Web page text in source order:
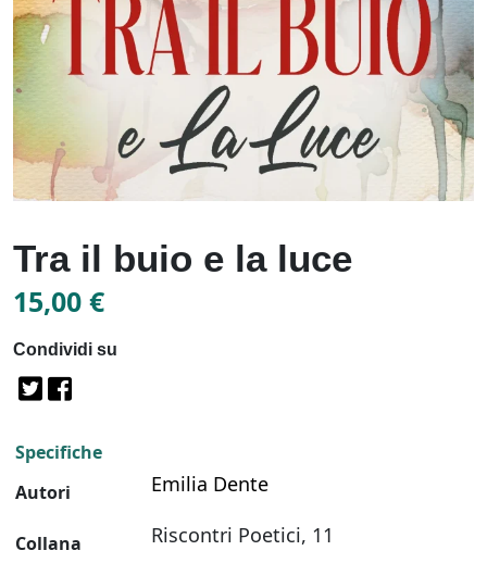
Tra il buio e la luce
15,00 €
Condividi su
Specifiche
Autori
Emilia Dente
Collana Riscontri Poetici, 11